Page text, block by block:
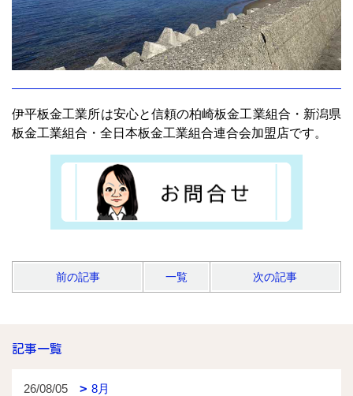
伊平板金工業所は安心と信頼の柏崎板金工業組合・新潟県
板金工業組合・全日本板金工業組合連合会加盟店です。
前の記事 一覧 次の記事
記事一覧
26/08/05 8月